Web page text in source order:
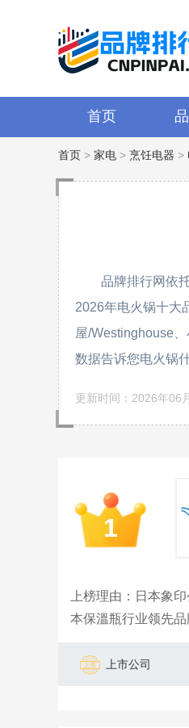
首页
首页 > 家电 > 烹饪电器 >
品牌排行网依
2026年电火锅十大
屋/Westinghouse
数据告诉您电火锅
更新时间：2026年06
1
上榜理由：日本象
本保溫瓶行业领先
上市公司